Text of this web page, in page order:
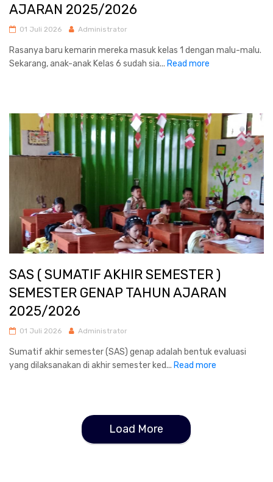
AJARAN 2025/2026
01 Juli 2026 Administrator
Rasanya baru kemarin mereka masuk kelas 1 dengan malu-malu.
Sekarang, anak-anak Kelas 6 sudah sia... Read more
SAS ( SUMATIF AKHIR SEMESTER )
SEMESTER GENAP TAHUN AJARAN
2025/2026
01 Juli 2026 Administrator
Sumatif akhir semester (SAS) genap adalah bentuk evaluasi
yang dilaksanakan di akhir semester ked... Read more
Load More